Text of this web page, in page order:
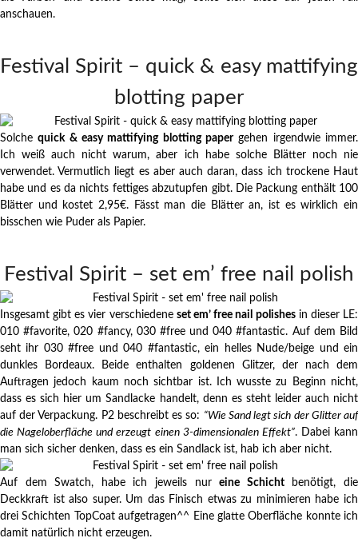
anschauen.
Festival Spirit – quick & easy mattifying
blotting paper
Solchequick & easy mattifying blotting papergehen irgendwie immer.
Ich weiß auch nicht warum, aber ich habe solche Blätter noch nie
verwendet. Vermutlich liegt es aber auch daran, dass ich trockene Haut
habe und es da nichts fettiges abzutupfen gibt. Die Packung enthält 100
Blätter und kostet 2,95€. Fässt man die Blätter an, ist es wirklich ein
bisschen wie Puder als Papier.
Festival Spirit – set em’ free nail polish
Insgesamt gibt es vier verschiedene set em’ free nail polishesin dieser LE:
010 #favorite, 020 #fancy, 030 #free und 040 #fantastic. Auf dem Bild
seht ihr 030 #free und 040 #fantastic, ein helles Nude/beige und ein
dunkles Bordeaux. Beide enthalten goldenen Glitzer, der nach dem
Auftragen jedoch kaum noch sichtbar ist. Ich wusste zu Beginn nicht,
dass es sich hier um Sandlacke handelt, denn es steht leider auch nicht
auf der Verpackung. P2 beschreibt es so: “Wie Sand legt sich der Glitter auf
die Nageloberfläche und erzeugt einen 3-dimensionalen Effekt”. Dabei kann
man sich sicher denken, dass es ein Sandlack ist, hab ich aber nicht.
Auf dem Swatch, habe ich jeweils nureine Schichtbenötigt, die
Deckkraft ist also super. Um das Finisch etwas zu minimieren habe ich
drei Schichten TopCoat aufgetragen^^ Eine glatte Oberfläche konnte ich
damit natürlich nicht erzeugen.